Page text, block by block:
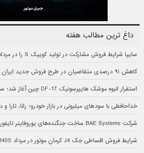
داغ ترین مطالب هفته
سایپا شرایط فروش مشارکت در تولید کوییک S را در مرداد 1405 اعلام کرد
کاهش ۹۱ درصدی متقاضیان در طرح فروش جدید ایران خودرو
استقرار انبوه موشک هایپرسونیک DF-17 چین آغاز شد؛ سلاحی با رهگیری بسیار دشوار
خداحافظی با سودهای میلیونی در بازار خودرو؛ رانا، تارا
شرکت BAE Systems ساخت جنگنده‌های یوروفایتر تایفون برای ترکیه را کلید زد
شرایط فروش اقساطی جک J4 کرمان موتور در مرداد 1405